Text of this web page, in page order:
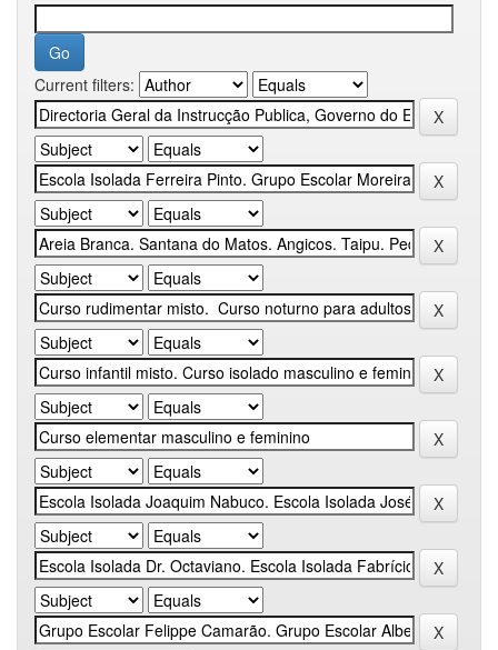
Current filters: